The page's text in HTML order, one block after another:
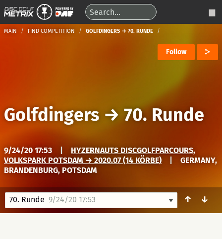
MAIN FIND COMPETITION GOLFDINGERS → 70. RUNDE
Follow
Golfdingers → 70. Runde
9/24/20 17:53
HYZERNAUTS DISCGOLFPARCOURS,
VOLKSPARK POTSDAM → 2020.07 (14 KÖRBE)
GERMANY,
BRANDENBURG, POTSDAM
70. Runde 9/24/20 17:53 ↑ ↓